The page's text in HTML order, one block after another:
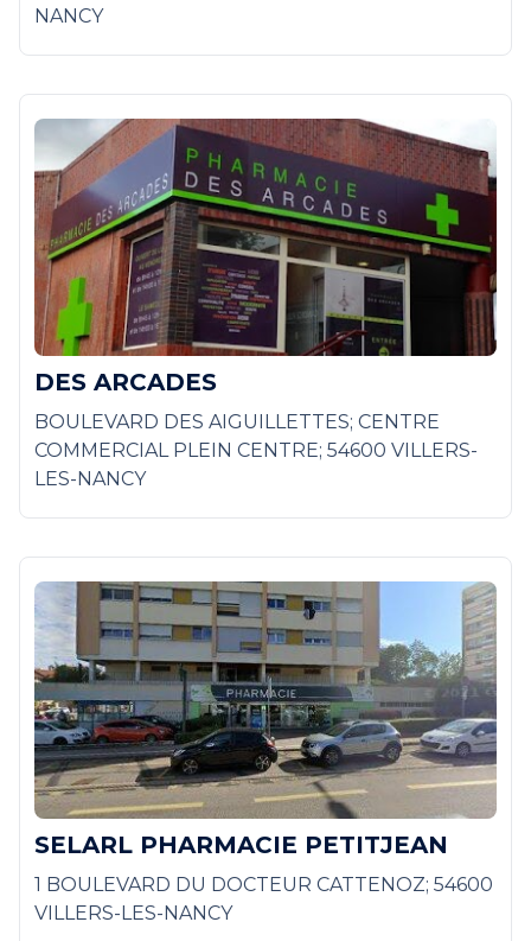
NANCY
DES ARCADES
BOULEVARD DES AIGUILLETTES; CENTRE
COMMERCIAL PLEIN CENTRE; 54600 VILLERS-
LES-NANCY
SELARL PHARMACIE PETITJEAN
1 BOULEVARD DU DOCTEUR CATTENOZ; 54600
VILLERS-LES-NANCY